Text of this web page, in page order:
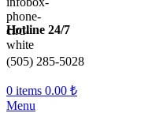
Hotline 24/7
(505) 285-5028
0 items 0.00 ₺
Menu